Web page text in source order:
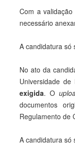
Com a
necessário
A candidatura
No ato da
Universidade
exigida. O
documentos
Regulamento de
A candidatura